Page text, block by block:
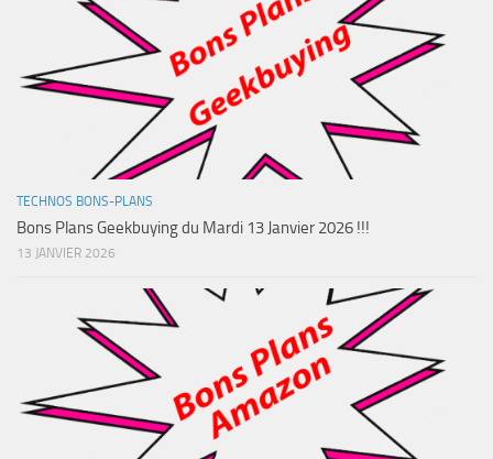
TECHNOS BONS-PLANS
Bons Plans Geekbuying du Mardi 13 Janvier 2026 !!!
13 JANVIER 2026